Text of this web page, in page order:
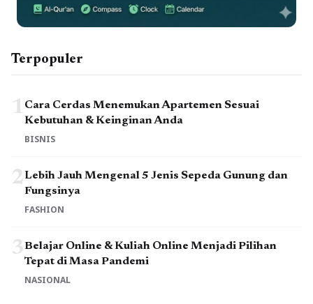
Terpopuler
1 Cara Cerdas Menemukan Apartemen Sesuai
Kebutuhan & Keinginan Anda
BISNIS
2Lebih Jauh Mengenal 5 Jenis Sepeda Gunung dan
Fungsinya
FASHION
3Belajar Online & Kuliah Online Menjadi Pilihan
Tepat di Masa Pandemi
NASIONAL